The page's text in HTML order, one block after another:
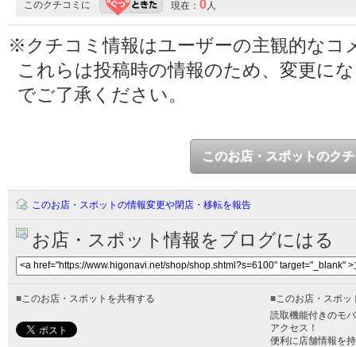
このクチコミに 現在： 0 人
※クチコミ情報はユーザーの主観的なコ
これらは投稿時の情報のため、変更に
でご了承ください。
このお店・スポットのク
このお店・スポットの情報変更や閉店・移転を報告
お店・スポット情報をブログにはる
■ このお店・スポットを共有する ■ このお店・スポ
読取機能付きのモ
アクセス！
便利に店舗情報を